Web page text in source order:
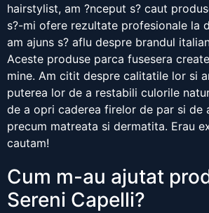
hairstylist, am ?nceput s? caut
s?-mi ofere rezultate profesionale la
am ajuns s? aflu despre brandul
Aceste produse parca fusesera
mine. Am citit despre calitatile lor si
puterea lor de a restabili culorile
de a opri caderea firelor de par si de
precum matreata si dermatita. Erau
cautam!
Cum m-au ajutat
Sereni Capelli?